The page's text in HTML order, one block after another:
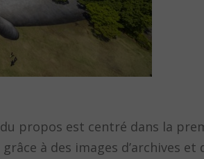
propos est centré dans la
à des images d’archives et